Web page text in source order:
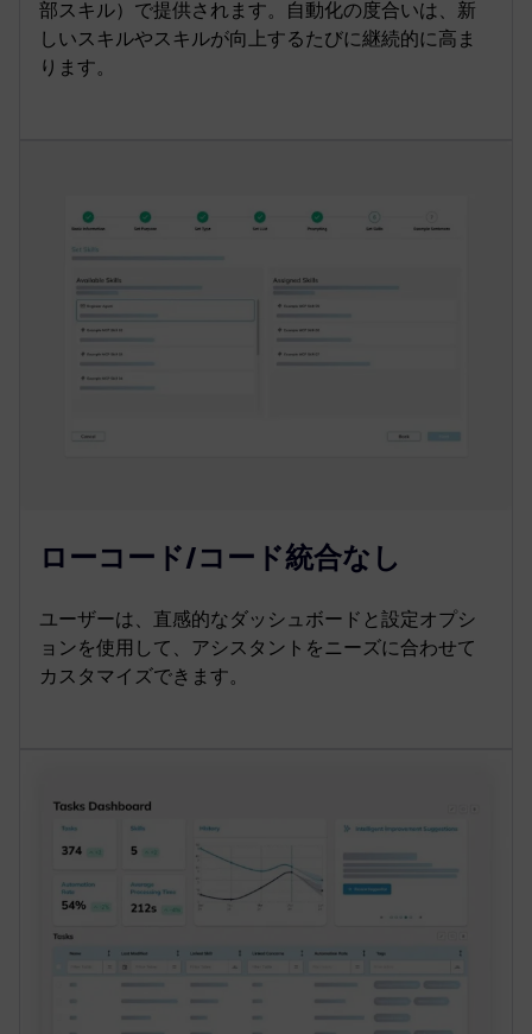
部スキル）で提供されます。自動化の度合いは、新
しいスキルやスキルが向上するたびに継続的に高ま
ります。
ローコード/コード統合なし
ユーザーは、直感的なダッシュボードと設定オプシ
ョンを使用して、アシスタントをニーズに合わせて
カスタマイズできます。